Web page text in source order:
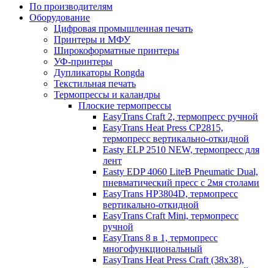
По производителям
Оборудование
Цифровая промышленная печать
Принтеры и МФУ
Широкоформатные принтеры
УФ-принтеры
Дупликаторы Rongda
Текстильная печать
Термопрессы и каландры
Плоские термопрессы
EasyTrans Craft 2, термопресс ручной
EasyTrans Heat Press CP2815,
термопресс вертикально-откидной
Easty ELP 2510 NEW, термопресс для
лент
Easty EDP 4060 LiteB Pneumatic Dual,
пневматический пресс с 2мя столами
EasyTrans HP3804D, термопресс
вертикально-откидной
EasyTrans Craft Mini, термопресс
ручной
EasyTrans 8 в 1, термопресс
многофункциональный
EasyTrans Heat Press Craft (38x38),